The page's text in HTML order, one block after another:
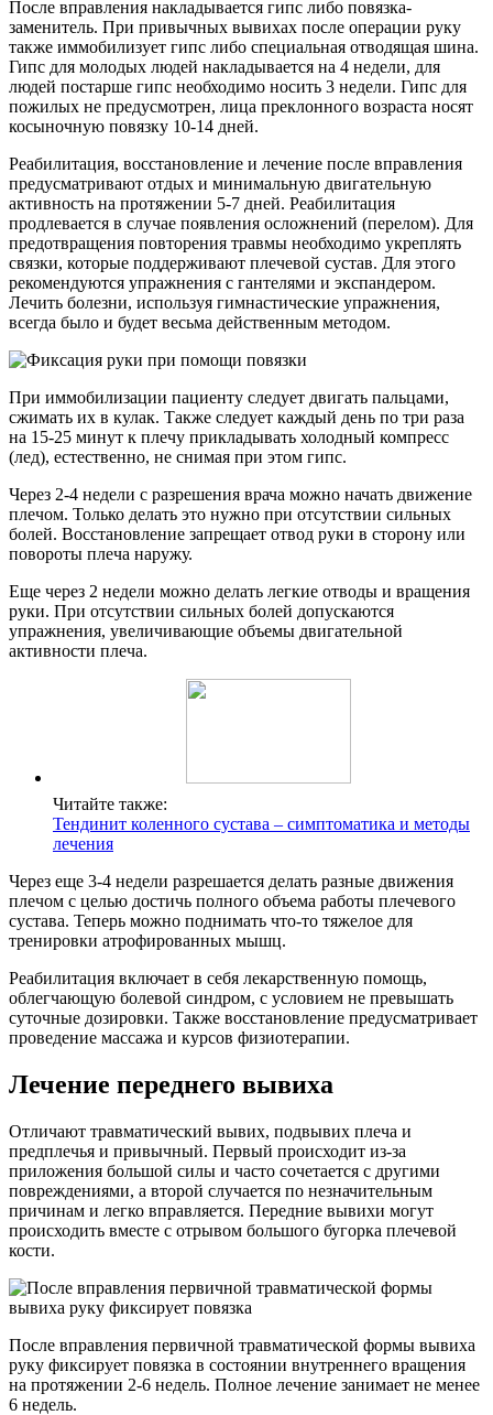
После вправления накладывается гипс либо повязка-
заменитель. При привычных вывихах после операции руку
также иммобилизует гипс либо специальная отводящая шина.
Гипс для молодых людей накладывается на 4 недели, для
людей постарше гипс необходимо носить 3 недели. Гипс для
пожилых не предусмотрен, лица преклонного возраста носят
косыночную повязку 10-14 дней.
Реабилитация, восстановление и лечение после вправления
предусматривают отдых и минимальную двигательную
активность на протяжении 5-7 дней. Реабилитация
продлевается в случае появления осложнений (перелом). Для
предотвращения повторения травмы необходимо укреплять
связки, которые поддерживают плечевой сустав. Для этого
рекомендуются упражнения с гантелями и экспандером.
Лечить болезни, используя гимнастические упражнения,
всегда было и будет весьма действенным методом.
При иммобилизации пациенту следует двигать пальцами,
сжимать их в кулак. Также следует каждый день по три раза
на 15-25 минут к плечу прикладывать холодный компресс
(лед), естественно, не снимая при этом гипс.
Через 2-4 недели с разрешения врача можно начать движение
плечом. Только делать это нужно при отсутствии сильных
болей. Восстановление запрещает отвод руки в сторону или
повороты плеча наружу.
Еще через 2 недели можно делать легкие отводы и вращения
руки. При отсутствии сильных болей допускаются
упражнения, увеличивающие объемы двигательной
активности плеча.
Читайте также:
Тендинит коленного сустава – симптоматика и методы
лечения
Через еще 3-4 недели разрешается делать разные движения
плечом с целью достичь полного объема работы плечевого
сустава. Теперь можно поднимать что-то тяжелое для
тренировки атрофированных мышц.
Реабилитация включает в себя лекарственную помощь,
облегчающую болевой синдром, с условием не превышать
суточные дозировки. Также восстановление предусматривает
проведение массажа и курсов физиотерапии.
Лечение переднего вывиха
Отличают травматический вывих, подвывих плеча и
предплечья и привычный. Первый происходит из-за
приложения большой силы и часто сочетается с другими
повреждениями, а второй случается по незначительным
причинам и легко вправляется. Передние вывихи могут
происходить вместе с отрывом большого бугорка плечевой
кости.
После вправления первичной травматической формы вывиха
руку фиксирует повязка в состоянии внутреннего вращения
на протяжении 2-6 недель. Полное лечение занимает не менее
6 недель.